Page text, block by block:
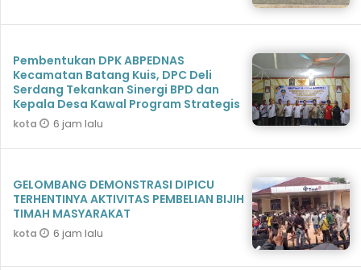
Pembentukan DPK ABPEDNAS
Kecamatan Batang Kuis, DPC Deli
Serdang Tekankan Sinergi BPD dan
Kepala Desa Kawal Program Strategis
kota 6 jam lalu
GELOMBANG DEMONSTRASI DIPICU
TERHENTINYA AKTIVITAS PEMBELIAN BIJIH
TIMAH MASYARAKAT
kota 6 jam lalu